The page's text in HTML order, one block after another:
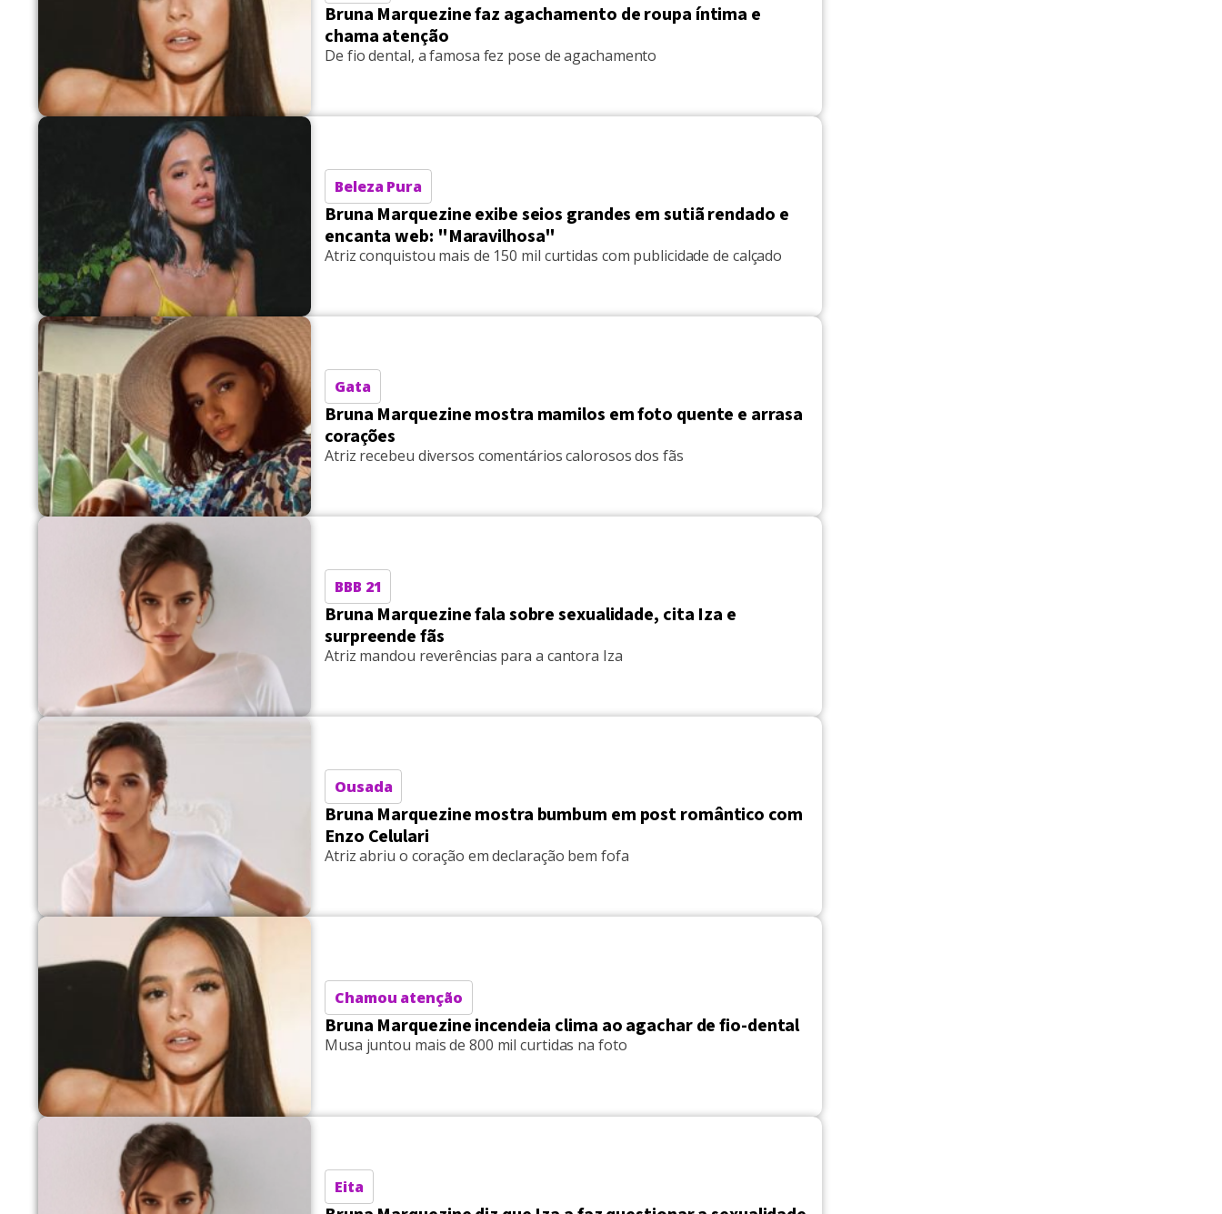
Bruna Marquezine faz agachamento de roupa íntima e
chama atenção
De fio dental, a famosa fez pose de agachamento
Beleza Pura
Bruna Marquezine exibe seios grandes em sutiã rendado e
encanta web: "Maravilhosa"
Atriz conquistou mais de 150 mil curtidas com publicidade de calçado
Gata
Bruna Marquezine mostra mamilos em foto quente e arrasa
corações
Atriz recebeu diversos comentários calorosos dos fãs
BBB 21
Bruna Marquezine fala sobre sexualidade, cita Iza e
surpreende fãs
Atriz mandou reverências para a cantora Iza
Ousada
Bruna Marquezine mostra bumbum em post romântico com
Enzo Celulari
Atriz abriu o coração em declaração bem fofa
Chamou atenção
Bruna Marquezine incendeia clima ao agachar de fio-dental
Musa juntou mais de 800 mil curtidas na foto
Eita